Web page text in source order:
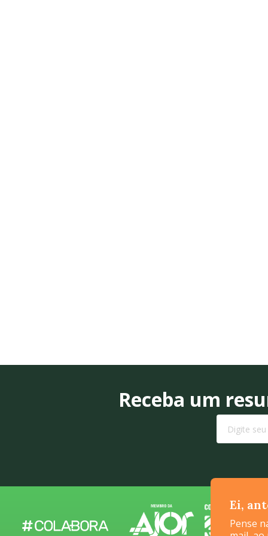
Receba um
Ei,
Pense